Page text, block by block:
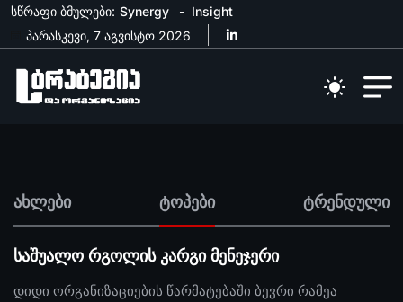
სწრაფი ბმულები: Synergy
Insight
პარასკევი, 7 აგვისტო 2026
ახლები ტოპები ტრენდული
საშუალო რგოლის კარგი მენეჯერი
დიდი ორგანიზაციების წარმატებაში ბევრი რამეა